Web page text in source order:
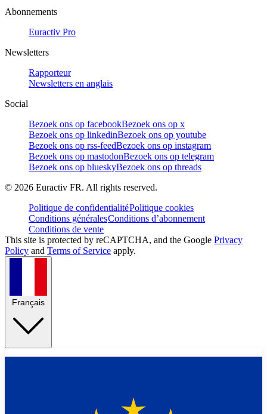
Abonnements
Euractiv Pro
Newsletters
Rapporteur
Newsletters en anglais
Social
Bezoek ons op facebookBezoek ons op x
Bezoek ons op linkedinBezoek ons op youtube
Bezoek ons op rss-feedBezoek ons op instagram
Bezoek ons op mastodonBezoek ons op telegram
Bezoek ons op blueskyBezoek ons op threads
© 2026 Euractiv FR. All rights reserved.
Politique de confidentialitéPolitique cookies
Conditions généralesConditions d’abonnement
Conditions de vente
This site is protected by reCAPTCHA, and the Google Privacy
Policy and Terms of Service apply.
Français